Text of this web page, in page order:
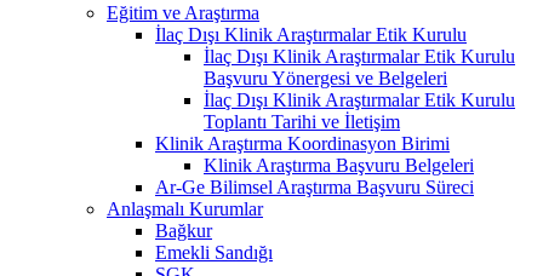
Eğitim ve Araştırma
İlaç Dışı Klinik Araştırmalar Etik Kurulu
İlaç Dışı Klinik Araştırmalar Etik Kurulu
Başvuru Yönergesi ve Belgeleri
İlaç Dışı Klinik Araştırmalar Etik Kurulu
Toplantı Tarihi ve İletişim
Klinik Araştırma Koordinasyon Birimi
Klinik Araştırma Başvuru Belgeleri
Ar-Ge Bilimsel Araştırma Başvuru Süreci
Anlaşmalı Kurumlar
Bağkur
Emekli Sandığı